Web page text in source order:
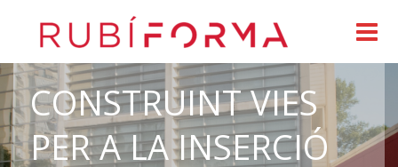
CONSTRUINT VIES
PER A LA INSERCIÓ